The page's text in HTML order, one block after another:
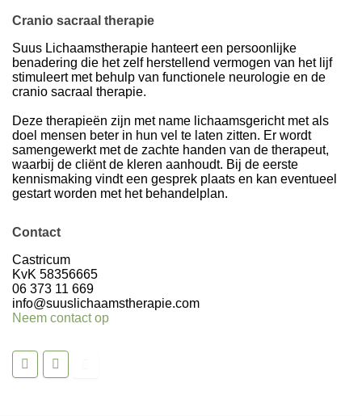
Cranio sacraal therapie
Suus Lichaamstherapie hanteert een persoonlijke
benadering die het zelf herstellend vermogen van het lijf
stimuleert met behulp van functionele neurologie en de
cranio sacraal therapie.
Deze therapieën zijn met name lichaamsgericht met als
doel mensen beter in hun vel te laten zitten. Er wordt
samengewerkt met de zachte handen van de therapeut,
waarbij de cliënt de kleren aanhoudt. Bij de eerste
kennismaking vindt een gesprek plaats en kan eventueel
gestart worden met het behandelplan.
Contact
Castricum
KvK 58356665
06 373 11 669
info@suuslichaamstherapie.com
Neem contact op